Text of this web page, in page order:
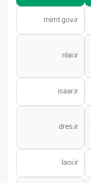
mimt.gov.ir
nlai.ir
isaar.ir
dres.ir
laoi.ir